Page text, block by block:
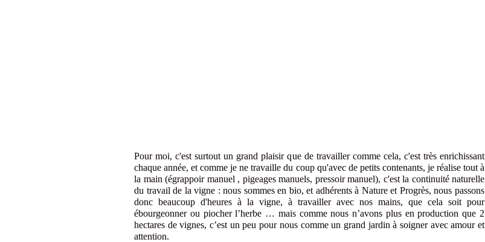
Pour moi, c'est surtout un grand plaisir que de travailler comme cela, c'est très enrichissant
chaque année, et comme je ne travaille du coup qu'avec de petits contenants, je réalise tout à
la main (égrappoir manuel , pigeages manuels, pressoir manuel), c'est la continuité naturelle
du travail de la vigne : nous sommes en bio, et adhérents à Nature et Progrès, nous passons
donc beaucoup d'heures à la vigne, à travailler avec nos mains, que cela soit pour
ébourgeonner ou piocher l’herbe … mais comme nous n’avons plus en production que 2
hectares de vignes, c’est un peu pour nous comme un grand jardin à soigner avec amour et
attention.